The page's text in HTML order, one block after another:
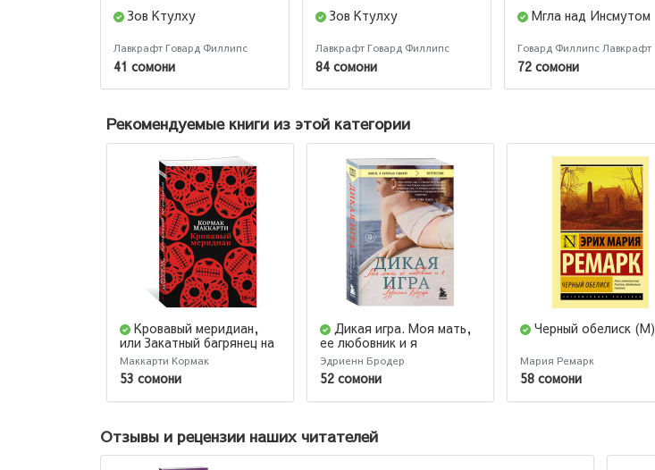
Зов Ктулху
Лавкрафт Говард Филлипс
41 сомони
Зов Ктулху
Лавкрафт Говард Филлипс
84 сомони
Мгла над Инсмутом
Говард Филлипс Лавкрафт
72 сомони
Рекомендуемые книги из этой категории
Кровавый меридиан,
или Закатный багрянец на
западе
Маккарти Кормак
53 сомони
Дикая игра. Моя мать,
ее любовник и я
Эдриенн Бродер
52 сомони
Черный обелиск (М)
Мария Ремарк
58 сомони
Отзывы и рецензии наших читателей